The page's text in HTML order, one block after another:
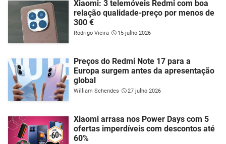
Xiaomi: 3 telemóveis Redmi com boa
relação qualidade-preço por menos de
300 €
Rodrigo Vieira 15 julho 2026
Preços do Redmi Note 17 para a
Europa surgem antes da apresentação
global
William Schendes 27 julho 2026
Xiaomi arrasa nos Power Days com 5
ofertas imperdíveis com descontos até
60%